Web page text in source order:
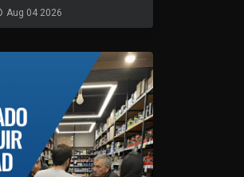
Aug 04 2026